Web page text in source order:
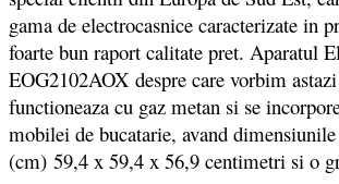
gama de electrocasnice caracterizate in
foarte bun raport calitate pret. Aparatul
EOG2102AOX despre care vorbim
functioneaza cu gaz metan si se
mobilei de bucatarie, avand
(cm) 59,4 x 59,4 x 56,9 centimetri si o